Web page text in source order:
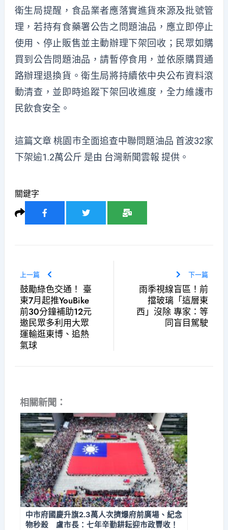
衛生局提醒，食品業者應落實進貨來源及批號管
理，若持有食藥署公告之問題油品，應立即停止
使用、停止販售並主動辦理下架回收；民眾如購
買到公告問題油品，請暫停食用，並依原購買通
路辦理退換貨。衛生局將持續依中央公布資料滾
動清查，並即時追蹤下架回收進度，全力維護市
民飲食安全。
這篇文章桃園市全面追查中聯問題油品 首波32家
下架逾1.2萬公斤 是由 台灣新聞雲報 提供。
關鍵字
上一篇
鼓勵綠色交通！ 臺
東7月起推YouBike
前30分鐘補助12元
邀民眾多利用大眾
運輸逛東博、追熱
氣球
下一篇
雨季視線盲區！前
擋玻璃「這層東
西」沒除 專家：等
同盲目駕駛
相關新聞：
中市府國慶升旗2.3萬人次擠爆府前廣場、紀念
物秒殺 盧市長：七年辛勤耕耘迎市政豐收！